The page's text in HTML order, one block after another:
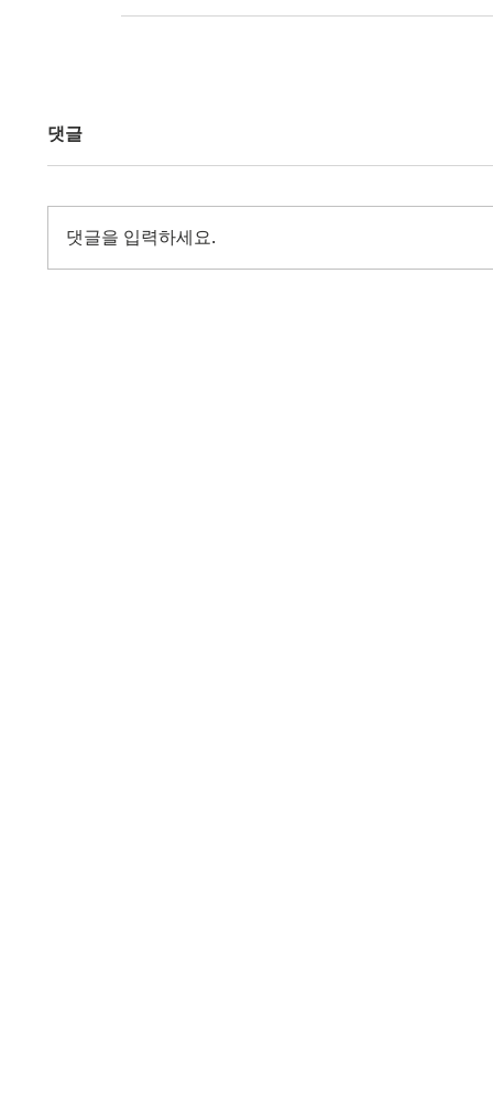
댓글
댓글을 입력하세요.